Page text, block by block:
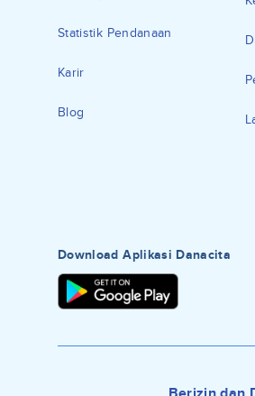
Statistik Pendanaan
Karir
Blog
Download Aplikasi Danacita